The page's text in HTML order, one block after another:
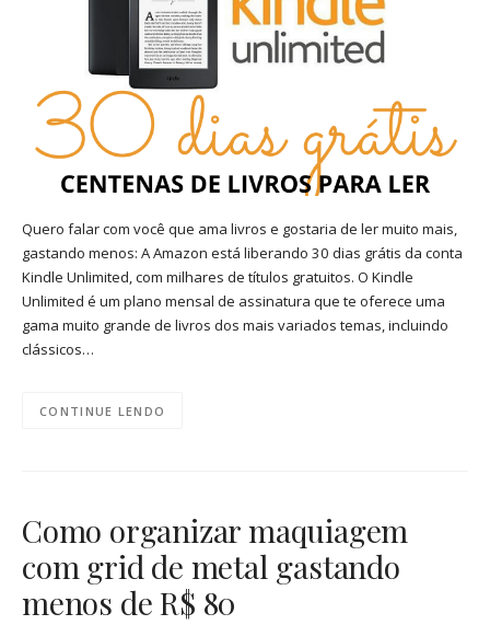
Quero falar com você que ama livros e gostaria de ler muito mais,
gastando menos: A Amazon está liberando 30 dias grátis da conta
Kindle Unlimited, com milhares de títulos gratuitos. O Kindle
Unlimited é um plano mensal de assinatura que te oferece uma
gama muito grande de livros dos mais variados temas, incluindo
clássicos…
CONTINUE LENDO
Como organizar maquiagem
com grid de metal gastando
menos de R$ 80